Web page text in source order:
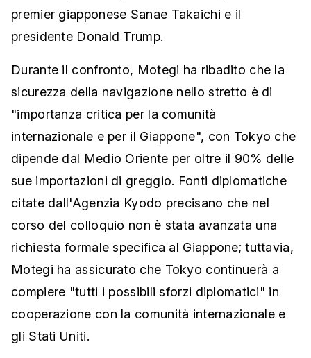
premier giapponese Sanae Takaichi e il
presidente Donald Trump.
Durante il confronto, Motegi ha ribadito che la
sicurezza della navigazione nello stretto è di
"importanza critica per la comunità
internazionale e per il Giappone", con Tokyo che
dipende dal Medio Oriente per oltre il 90% delle
sue importazioni di greggio. Fonti diplomatiche
citate dall'Agenzia Kyodo precisano che nel
corso del colloquio non è stata avanzata una
richiesta formale specifica al Giappone; tuttavia,
Motegi ha assicurato che Tokyo continuerà a
compiere "tutti i possibili sforzi diplomatici" in
cooperazione con la comunità internazionale e
gli Stati Uniti.